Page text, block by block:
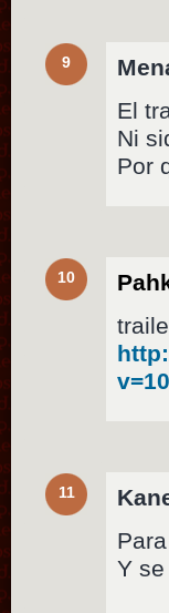
9
El
Ni
Por
10
11
Y